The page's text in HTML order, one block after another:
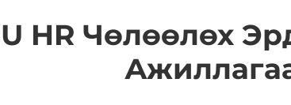
HR Чөлөөлөх